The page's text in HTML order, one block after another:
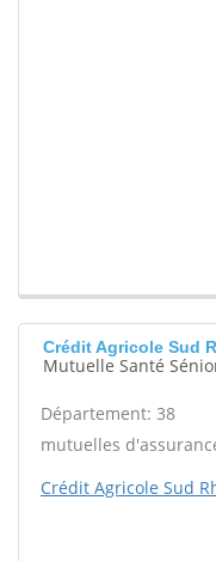
Crédit Agricole Sud
Mutuelle Santé
Département: 38
mutuelles
Crédit Agricole Sud